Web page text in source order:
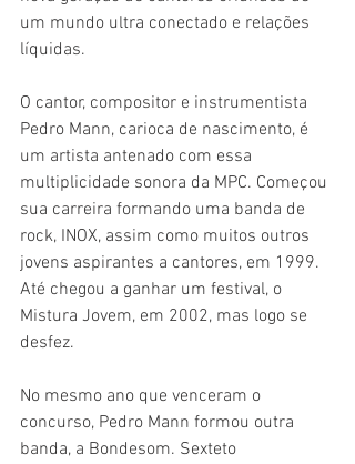
um mundo ultra conectado e relações
líquidas.
O cantor, compositor e instrumentista
Pedro Mann, carioca de nascimento, é
um artista antenado com essa
multiplicidade sonora da MPC. Começou
sua carreira formando uma banda de
rock, INOX, assim como muitos outros
jovens aspirantes a cantores, em 1999.
Até chegou a ganhar um festival, o
Mistura Jovem, em 2002, mas logo se
desfez.
No mesmo ano que venceram o
concurso, Pedro Mann formou outra
banda, a Bondesom. Sexteto